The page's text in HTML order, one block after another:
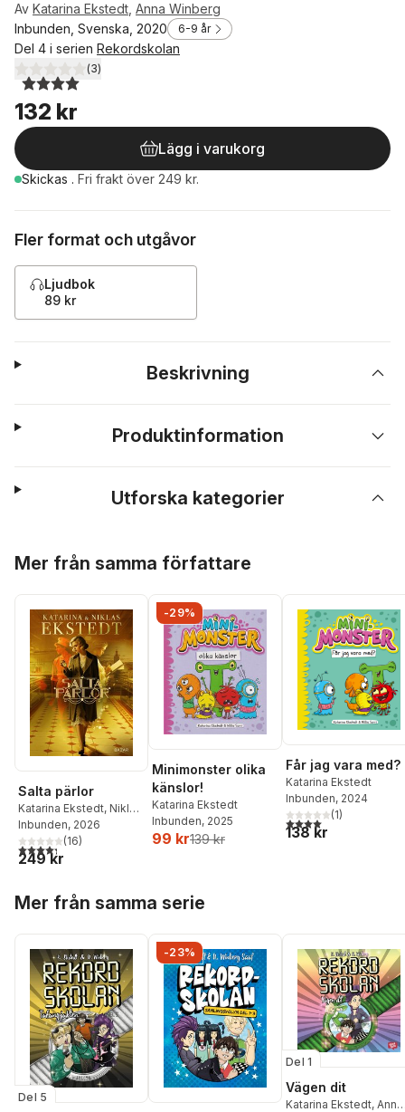
Av Katarina Ekstedt Anna Winberg
Inbunden, Svenska, 2020
6-9 år
Del 4 i serien Rekordskolan
4,0utav 5 stjärnor. Totalt antal röster:
(3)
132 kr
Lägg i varukorg
Skickas . Fri frakt över 249 kr.
Fler format och utgåvor
Ljudbok
89 kr
Beskrivning
Produktinformation
Utforska kategorier
Mer från samma författare
Salta pärlor
Katarina Ekstedt, Niklas
Ekstedt
Inbunden, 2026
4,3utav 5 stjärnor. Totalt antal röster:
(16)
249 kr
-29%
Minimonster olika
känslor!
Katarina Ekstedt
Inbunden, 2025
99 kr139 kr
Får jag vara med?
Katarina Ekstedt
Inbunden, 2024
4,0utav 5 stjärnor.
(1)
138 kr
Mer från samma serie
Del 5
-23%
Del 1
Vägen dit
Katarina Ekstedt, Anna